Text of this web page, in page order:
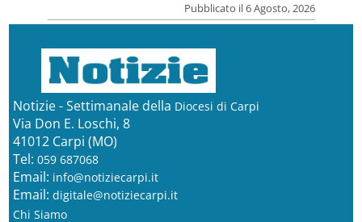
Pubblicato il 6 Agosto, 2026
Notizie - Settimanale della Diocesi di Carpi
Via Don E. Loschi, 8
41012 Carpi (MO)
Tel: 059 687068
Email: info@notiziecarpi.it
Email: digitale@notiziecarpi.it
Chi Siamo